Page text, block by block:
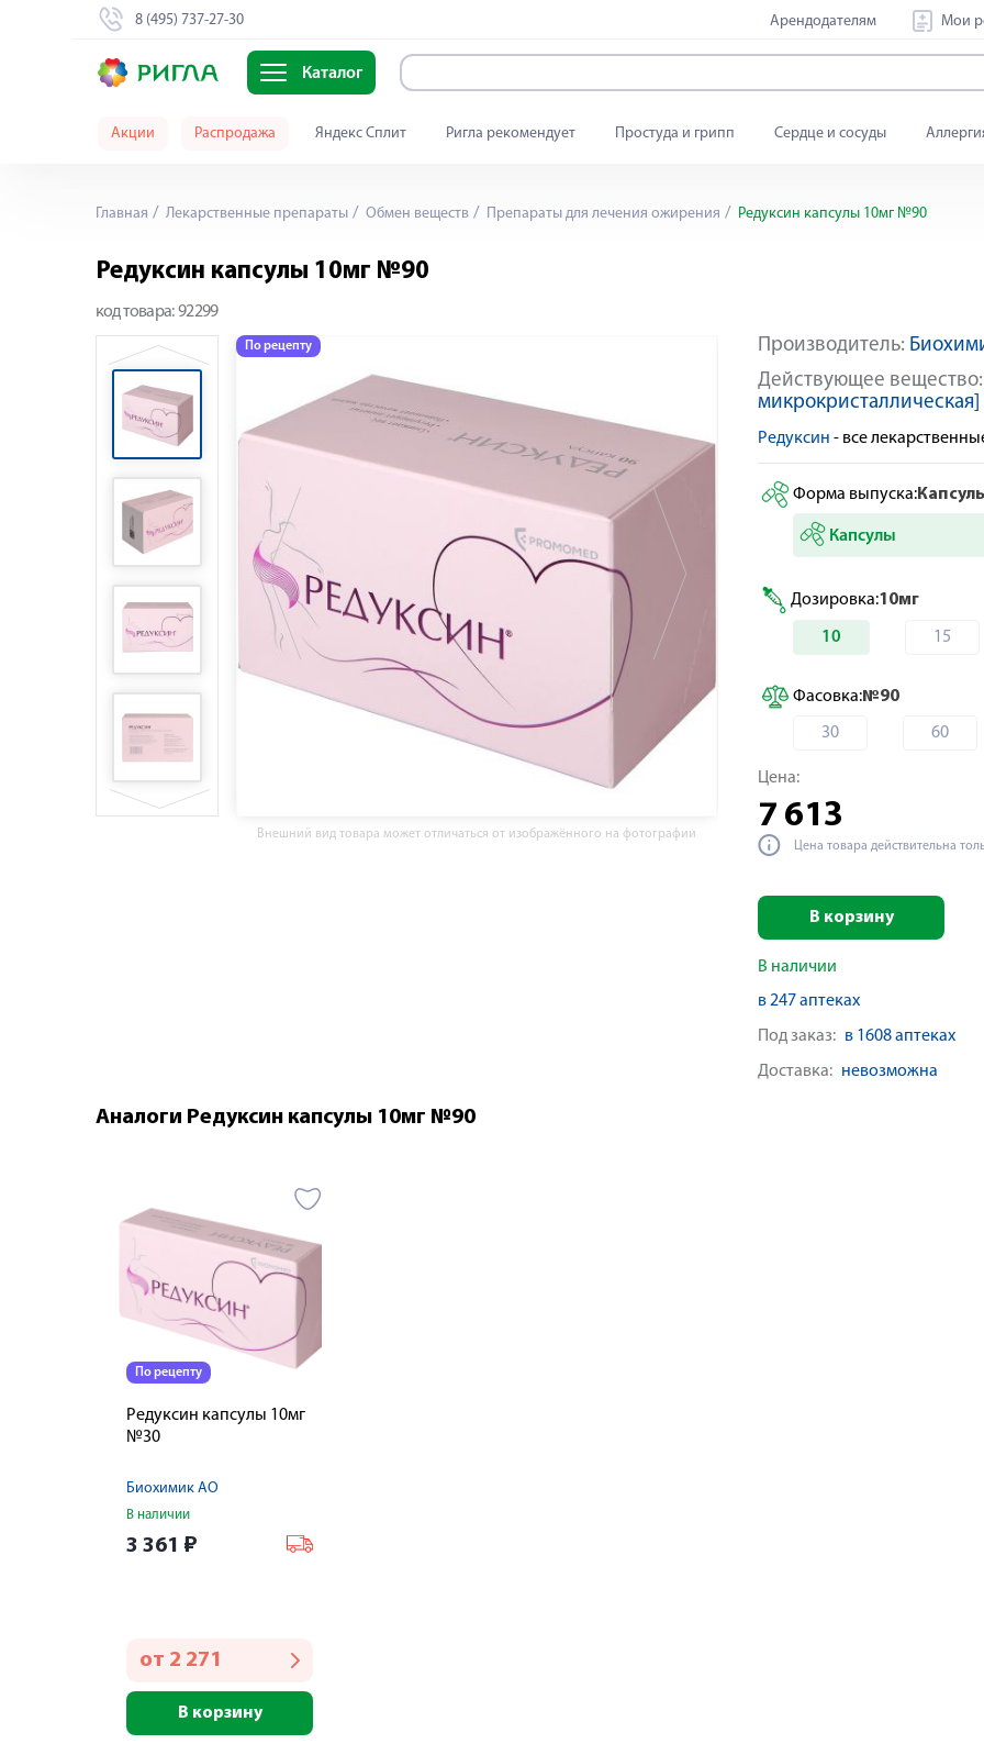
8 (495) 737-27-30 Арендодателям Мои
Каталог
Акции Распродажа Яндекс Сплит Ригла рекомендует Простуда и грипп Сердце и сосуды
Главная Лекарственные препараты Обмен веществ Препараты для лечения ожирения Редуксин капсулы 10мг №90
Редуксин капсулы 10мг №90
код товара: 92299
По рецепту По рецепту
Внешний вид товара может отличаться от изображённого на фотографии
Производитель:
Действующее вещество:
микрокристаллическая]
Редуксин - все
Форма выпуска:
Капсулы
Дозировка:10мг
10 15
Фасовка:№90
30 60
Цена:
7 613
Цена товара действительна
В корзину
В наличии
в 247 аптеках
Под заказ: в 1608 аптеках
Доставка: невозможна
Аналоги Редуксин капсулы 10мг №90
По рецепту
Редуксин капсулы 10мг
№30
Биохимик АО
В наличии
3 361 ₽
от 2 271
В корзину